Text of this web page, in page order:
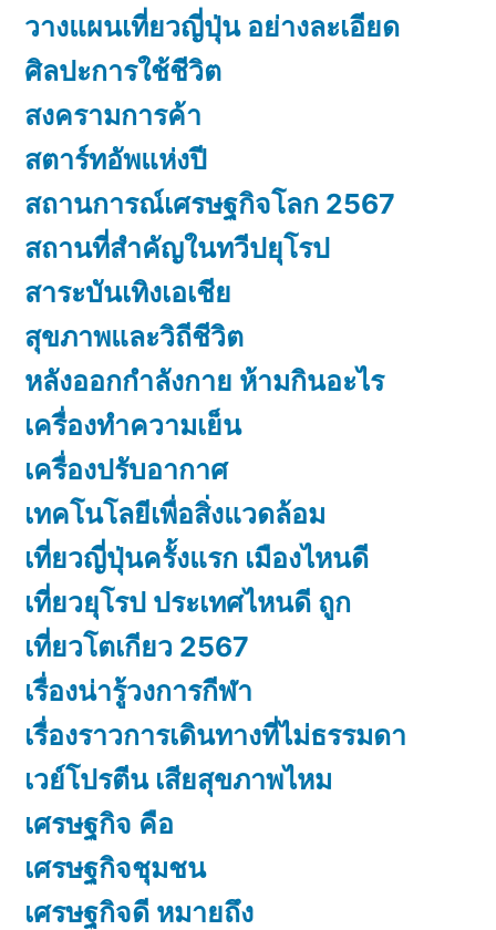
วางแผนเที่ยวญี่ปุ่น อย่างละเอียด
ศิลปะการใช้ชีวิต
สงครามการค้า
สตาร์ทอัพแห่งปี
สถานการณ์เศรษฐกิจโลก 2567
สถานที่สำคัญในทวีปยุโรป
สาระบันเทิงเอเชีย
สุขภาพและวิถีชีวิต
หลังออกกําลังกาย ห้ามกินอะไร
เครื่องทำความเย็น
เครื่องปรับอากาศ
เทคโนโลยีเพื่อสิ่งแวดล้อม
เที่ยวญี่ปุ่นครั้งแรก เมืองไหนดี
เที่ยวยุโรป ประเทศไหนดี ถูก
เที่ยวโตเกียว 2567
เรื่องน่ารู้วงการกีฬา
เรื่องราวการเดินทางที่ไม่ธรรมดา
เวย์โปรตีน เสียสุขภาพไหม
เศรษฐกิจ คือ
เศรษฐกิจชุมชน
เศรษฐกิจดี หมายถึง